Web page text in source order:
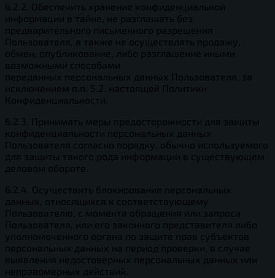
6.2.2. Обеспечить хранение конфиденциальной
информации в тайне, не разглашать без
предварительного письменного разрешения
Пользователя, а также не осуществлять продажу,
обмен, опубликование, либо разглашение иными
возможными способами
переданных персональных данных Пользователя, за
исключением п.п. 5.2. настоящей Политики
Конфиденциальности.
6.2.3. Принимать меры предосторожности для защиты
конфиденциальности персональных данных
Пользователя согласно порядку, обычно используемого
для защиты такого рода информации в существующем
деловом обороте.
6.2.4. Осуществить блокирование персональных
данных, относящихся к соответствующему
Пользователю, с момента обращения или запроса
Пользователя, или его законного представителя либо
уполномоченного органа по защите прав субъектов
персональных данных на период проверки, в случае
выявления недостоверных персональных данных или
неправомерных действий.